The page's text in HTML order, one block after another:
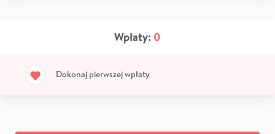
Wpłaty: 0
Dokonaj pierwszej wpłaty